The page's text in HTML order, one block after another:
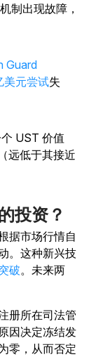
制出现故障，
Guard
美元尝试失
UST 价值
远低于其接近
投资？
据市场行情自
。这种新兴技
破。未来两
册所在司法管
因决定冻结发
零，从而否定